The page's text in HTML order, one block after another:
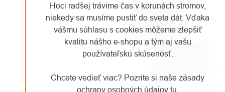
Hoci radšej trávime čas v korunách stromov,
niekedy sa musíme pustiť do sveta dát. Vďaka
vášmu súhlasu s cookies môžeme zlepšiť
kvalitu nášho e-shopu a tým aj vašu
používateľskú skúsenosť.
Chcete vedieť viac? Pozrite si naše zásady
ochrany osobných údajov tu
základě některého
z následujících
právních titulů:
Plnění smlouvy
O tento důvod se
tehdy,